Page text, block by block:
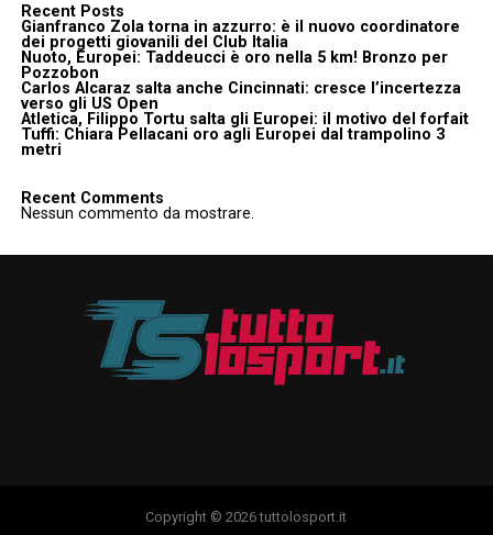
Recent Posts
Gianfranco Zola torna in azzurro: è il nuovo coordinatore
dei progetti giovanili del Club Italia
Nuoto, Europei: Taddeucci è oro nella 5 km! Bronzo per
Pozzobon
Carlos Alcaraz salta anche Cincinnati: cresce l’incertezza
verso gli US Open
Atletica, Filippo Tortu salta gli Europei: il motivo del forfait
Tuffi: Chiara Pellacani oro agli Europei dal trampolino 3
metri
Recent Comments
Nessun commento da mostrare.
Copyright © 2026 tuttolosport.it